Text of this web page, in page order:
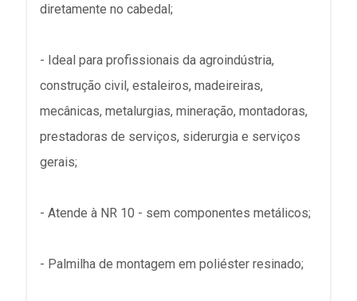
diretamente no cabedal;
- Ideal para profissionais da agroindústria,
construção civil, estaleiros, madeireiras,
mecânicas, metalurgias, mineração, montadoras,
prestadoras de serviços, siderurgia e serviços
gerais;
- Atende à NR 10 - sem componentes metálicos;
- Palmilha de montagem em poliéster resinado;